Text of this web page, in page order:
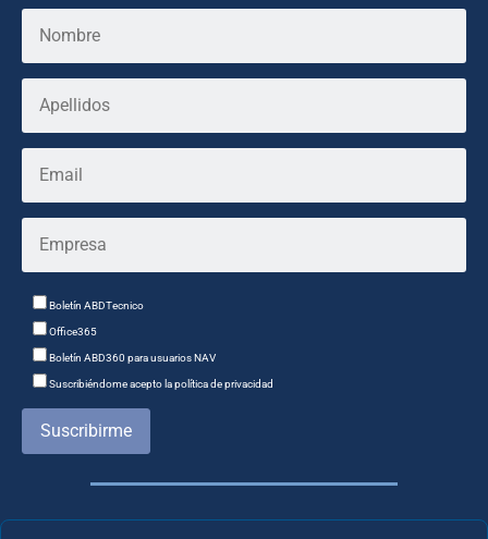
Boletín ABDTecnico
Office365
Boletín ABD360 para usuarios NAV
Suscribiéndome acepto la política de privacidad
Suscribirme